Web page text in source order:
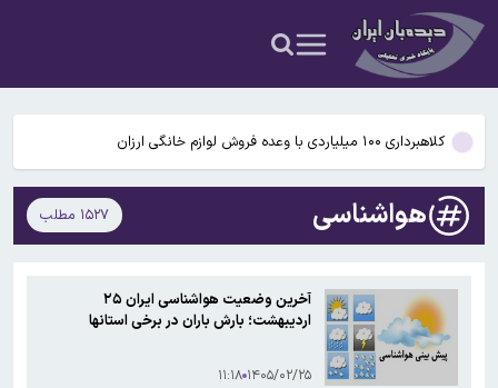
رئیس اتحادیه بنکداران مواد غذایی تهران: برنج آمریکایی از عراق به ایران
قاچاق می شود / فروش این برنج ممنوع است!
کلاهبرداری ۱۰۰ میلیارد ریالی با وعده فروش لوازم خانگی ارزان برای تهیه
جهیزیه
کلاهبرداری ۱۰۰ میلیاردی با وعده فروش لوازم خانگی ارزان
راه آهن ایران - اروپا در اوایل مهر افتتاح می‌شود
چمران: امکان خروج پادگان‌ها از تهران وجود دارد
رئیس اتحادیه بنکداران مواد غذایی تهران: برنج آمریکایی از عراق به ایران
قاچاق می شود / فروش این برنج ممنوع است!
کلاهبرداری ۱۰۰ میلیارد ریالی با وعده فروش لوازم خانگی ارزان برای تهیه
جهیزیه
هواشناسی ۱۵۲۷ مطلب
آخرین وضعیت هواشناسی ایران ۲۵
اردیبهشت؛ بارش باران در برخی استانها
۱۴۰۵/۰۲/۲۵ ۱۱:۱۸